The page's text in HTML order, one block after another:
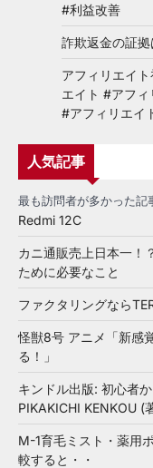
#利益改善
詐欺返金の証
アフィリエイ
エイト #アフ
#アフィリエイ
人気記事
最も訪問者が多かった
Redmi 12C
カニ通販売上日本一！
ために必要なこと
ファクタリングなら
怪獣8号 アニメ「新感
る！」
キンドル出版: 初心者
PIKAKICHI KENKOU (
M-1育毛ミスト・薬用
較すると・・